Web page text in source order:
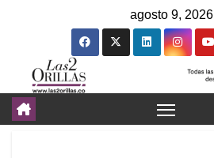
agosto 9, 2026